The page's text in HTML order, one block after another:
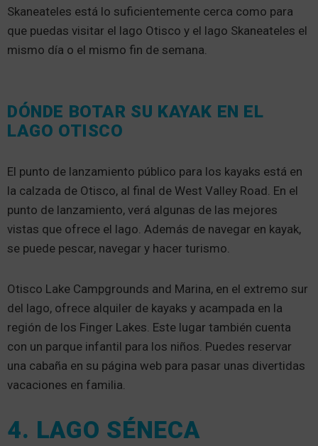
Skaneateles está lo suficientemente cerca como para
que puedas visitar el lago Otisco y el lago Skaneateles el
mismo día o el mismo fin de semana.
DÓNDE BOTAR SU KAYAK EN EL
LAGO OTISCO
El punto de lanzamiento público para los kayaks está en
la calzada de Otisco, al final de West Valley Road. En el
punto de lanzamiento, verá algunas de las mejores
vistas que ofrece el lago. Además de navegar en kayak,
se puede pescar, navegar y hacer turismo.
Otisco Lake Campgrounds and Marina, en el extremo sur
del lago, ofrece alquiler de kayaks y acampada en la
región de los Finger Lakes. Este lugar también cuenta
con un parque infantil para los niños. Puedes reservar
una cabaña en su página web para pasar unas divertidas
vacaciones en familia.
4. LAGO SÉNECA